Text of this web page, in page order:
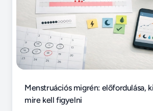
Menstruációs migrén: előfordulása,
mire kell figyelni